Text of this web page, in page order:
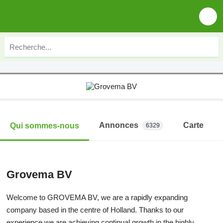
Qui sommes-nous Annonces 6329 Carte
Grovema BV
Welcome to GROVEMA BV, we are a rapidly expanding
company based in the centre of Holland. Thanks to our